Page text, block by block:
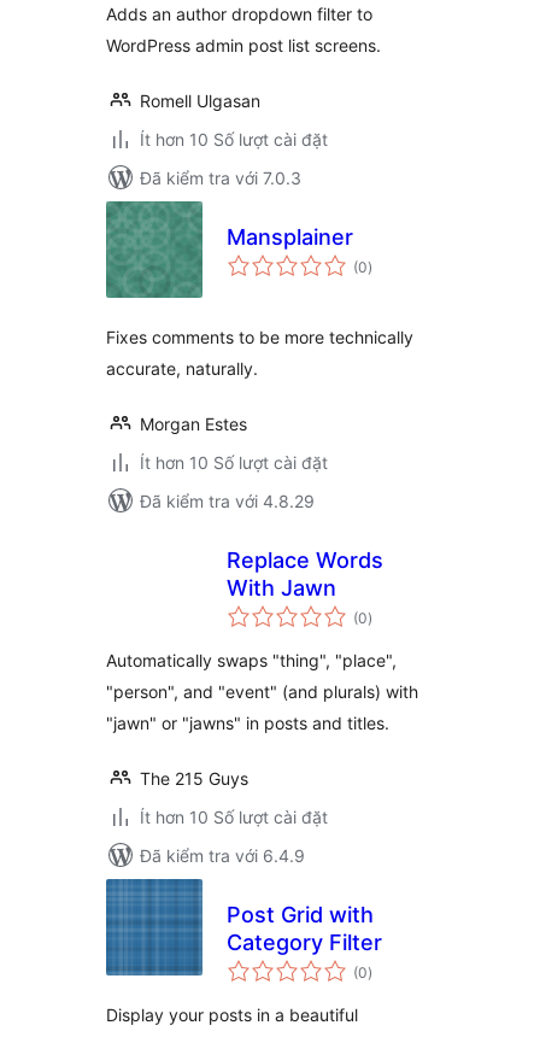
Adds an author dropdown filter to
WordPress admin post list screens.
Romell Ulgasan
Ít hơn 10 Số lượt cài đặt
Đã kiểm tra với 7.0.3
Mansplainer
(0tổng
đánh
)
Fixes comments to be more technically
accurate, naturally.
Morgan Estes
Ít hơn 10 Số lượt cài đặt
Đã kiểm tra với 4.8.29
Replace Words
With Jawn
(0tổng
đánh
)
Automatically swaps "thing", "place",
"person", and "event" (and plurals) with
"jawn" or "jawns" in posts and titles.
The 215 Guys
Ít hơn 10 Số lượt cài đặt
Đã kiểm tra với 6.4.9
Post Grid with
Category Filter
(0tổng
đánh
)
Display your posts in a beautiful